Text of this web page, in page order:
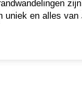
zijn
uniek en alles van